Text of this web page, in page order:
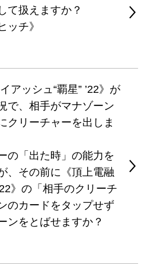
て扱えますか？
ッチ》
アッシュ“覇星” ’22》が
で、相手がマナゾーン
クリーチャーを出しま
の「出た時」の能力を
、その前に《頂上電融
》の「相手のクリーチ
のカードをタップせず
ンをとばせますか？